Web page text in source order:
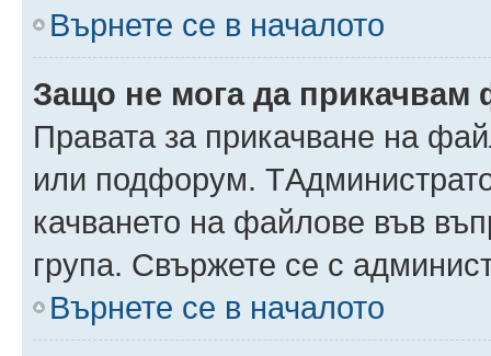
Върнете се в началото
Защо не мога да прикачвам
Правата за прикачване на
или подфорум.
качването на файлове във
група. Свържете се с
Върнете се в началото